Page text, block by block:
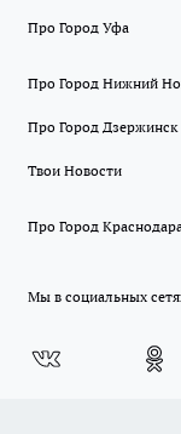
Про Город Уфа
Про Город Нижний
Про Город Дзержинск
Твои Новости
Про Город
Мы в социальных